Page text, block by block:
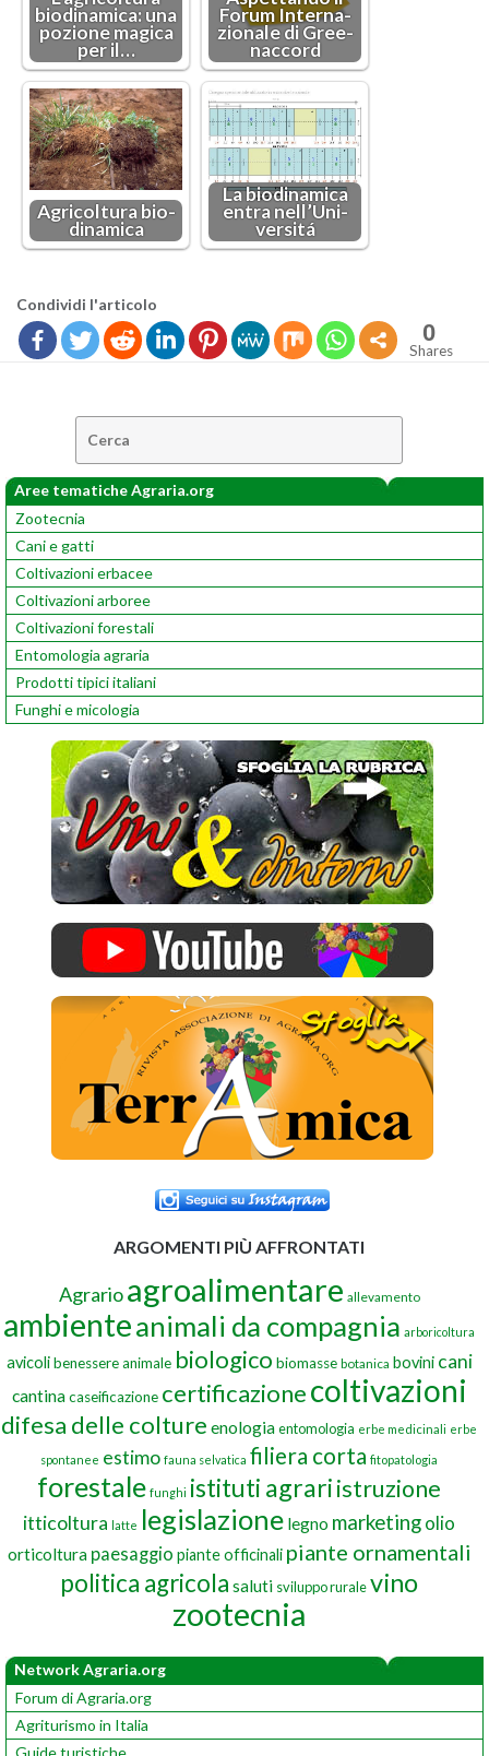
bio­di­n­a­mi­ca: una
po­zio­ne ma­gi­ca
per il…
Forum In­ter­na­
zio­na­le di Gree­
nac­cord
Agri­col­tu­ra bio­
di­n­a­mi­ca
La bio­di­n­a­mi­ca
entra nel­l’U­ni­
ver­sitá
Con­di­vi­di l'ar­ti­co­lo
0
Shares
Aree tematiche Agraria.org
Zootecnia
Cani e gatti
Coltivazioni erbacee
Coltivazioni arboree
Coltivazioni forestali
Entomologia agraria
Prodotti tipici italiani
Funghi e micologia
ARGOMENTI PIÙ AFFRONTATI
Agrario agroalimentare allevamento
ambienteanimali da compagnia arboricoltura
avicoli benessere animale biologico biomasse botanica bovini cani
cantina caseificazione certificazionecoltivazioni
difesa delle colture enologiaentomologia erbe medicinali erbe
spontanee estimo fauna selvatica filiera corta fitopatologia
forestale funghi istituti agrariistruzione
itticoltura latte legislazione legno marketingolio
orticoltura paesaggio piante officinali piante ornamentali
politica agricola saluti sviluppo ruralevino
zootecnia
Network Agraria.org
Forum di Agraria.org
Agriturismo in Italia
Guide turistiche